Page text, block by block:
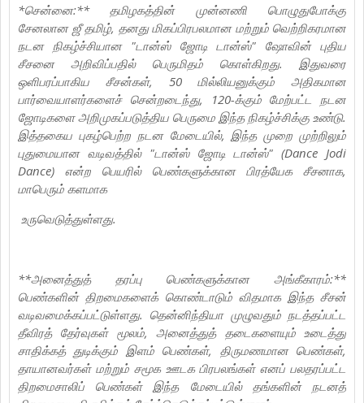
*சென்னை:** தமிழகத்தின் முன்னணி பொழுதுபோக்கு
சேனலான ஜீ தமிழ், தனது மிகப்பிரபலமான மற்றும் வெற்றிகரமான
நடன நிகழ்ச்சியான "டான்ஸ் ஜோடி டான்ஸ்" ஷோவின் புதிய
சீசனை அறிவிப்பதில் பெருமிதம் கொள்கிறது. இதுவரை
ஒளிபரப்பாகிய சீசன்கள், 50 மில்லியனுக்கும் அதிகமான
பார்வையாளர்களைச் சென்றடைந்து, 120-க்கும் மேற்பட்ட நடன
ஜோடிகளை அறிமுகப்படுத்திய பெருமை இந்த நிகழ்ச்சிக்கு உண்டு.
இத்தகைய புகழ்பெற்ற நடன மேடையில், இந்த முறை முற்றிலும்
புதுமையான வடிவத்தில் "டான்ஸ் ஜோடி டான்ஸ்" (Dance Jodi
Dance) என்ற பெயரில் பெண்களுக்கான பிரத்யேக சீசனாக,
மாபெரும் களமாக
உருவெடுத்துள்ளது.
**அனைத்துத் தரப்பு பெண்களுக்கான அங்கீகாரம்:**
பெண்களின் திறமைகளைக் கொண்டாடும் விதமாக இந்த சீசன்
வடிவமைக்கப்பட்டுள்ளது. தென்னிந்தியா முழுவதும் நடத்தப்பட்ட
தீவிரத் தேர்வுகள் மூலம், அனைத்துத் தடைகளையும் உடைத்து
சாதிக்கத் துடிக்கும் இளம் பெண்கள், திருமணமான பெண்கள்,
தாயானவர்கள் மற்றும் சமூக ஊடக பிரபலங்கள் எனப் பலதரப்பட்ட
திறமைசாலிப் பெண்கள் இந்த மேடையில் தங்களின் நடனத்